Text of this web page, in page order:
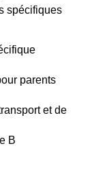
spécifiques
parents
et de
B